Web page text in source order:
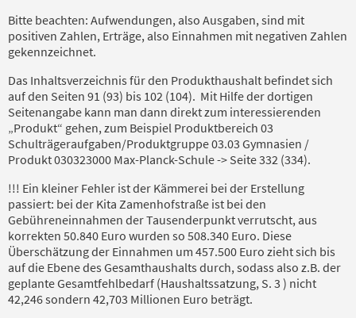
Bitte beachten: Aufwendungen, also Ausgaben, sind mit
positiven Zahlen, Erträge, also Einnahmen mit negativen Zahlen
gekennzeichnet.
Das Inhaltsverzeichnis für den Produkthaushalt befindet sich
auf den Seiten 91 (93) bis 102 (104). Mit Hilfe der dortigen
Seitenangabe kann man dann direkt zum interessierenden
„Produkt“ gehen, zum Beispiel Produktbereich 03
Schulträgeraufgaben/Produktgruppe 03.03 Gymnasien /
Produkt 030323000 Max-Planck-Schule -> Seite 332 (334).
!!! Ein kleiner Fehler ist der Kämmerei bei der Erstellung
passiert: bei der Kita Zamenhofstraße ist bei den
Gebühreneinnahmen der Tausenderpunkt verrutscht, aus
korrekten 50.840 Euro wurden so 508.340 Euro. Diese
Überschätzung der Einnahmen um 457.500 Euro zieht sich bis
auf die Ebene des Gesamthaushalts durch, sodass also z.B. der
geplante Gesamtfehlbedarf (Haushaltssatzung, S. 3 ) nicht
42,246 sondern 42,703 Millionen Euro beträgt.